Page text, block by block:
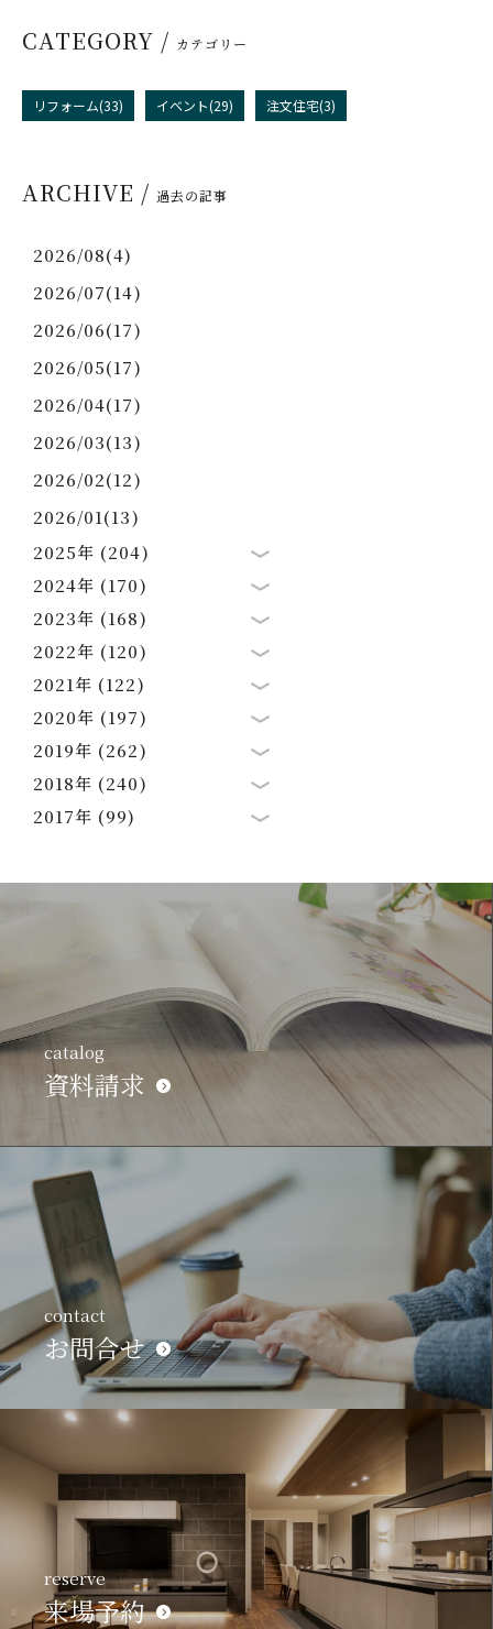
CATEGORY / カテゴリー
リフォーム(33) イベント(29) 注文住宅(3)
ARCHIVE / 過去の記事
2026/08(4)
2026/07(14)
2026/06(17)
2026/05(17)
2026/04(17)
2026/03(13)
2026/02(12)
2026/01(13)
2025年 (204)
2024年 (170)
2023年 (168)
2022年 (120)
2021年 (122)
2020年 (197)
2019年 (262)
2018年 (240)
2017年 (99)
catalog
資料請求
contact
お問合せ
reserve
来場予約